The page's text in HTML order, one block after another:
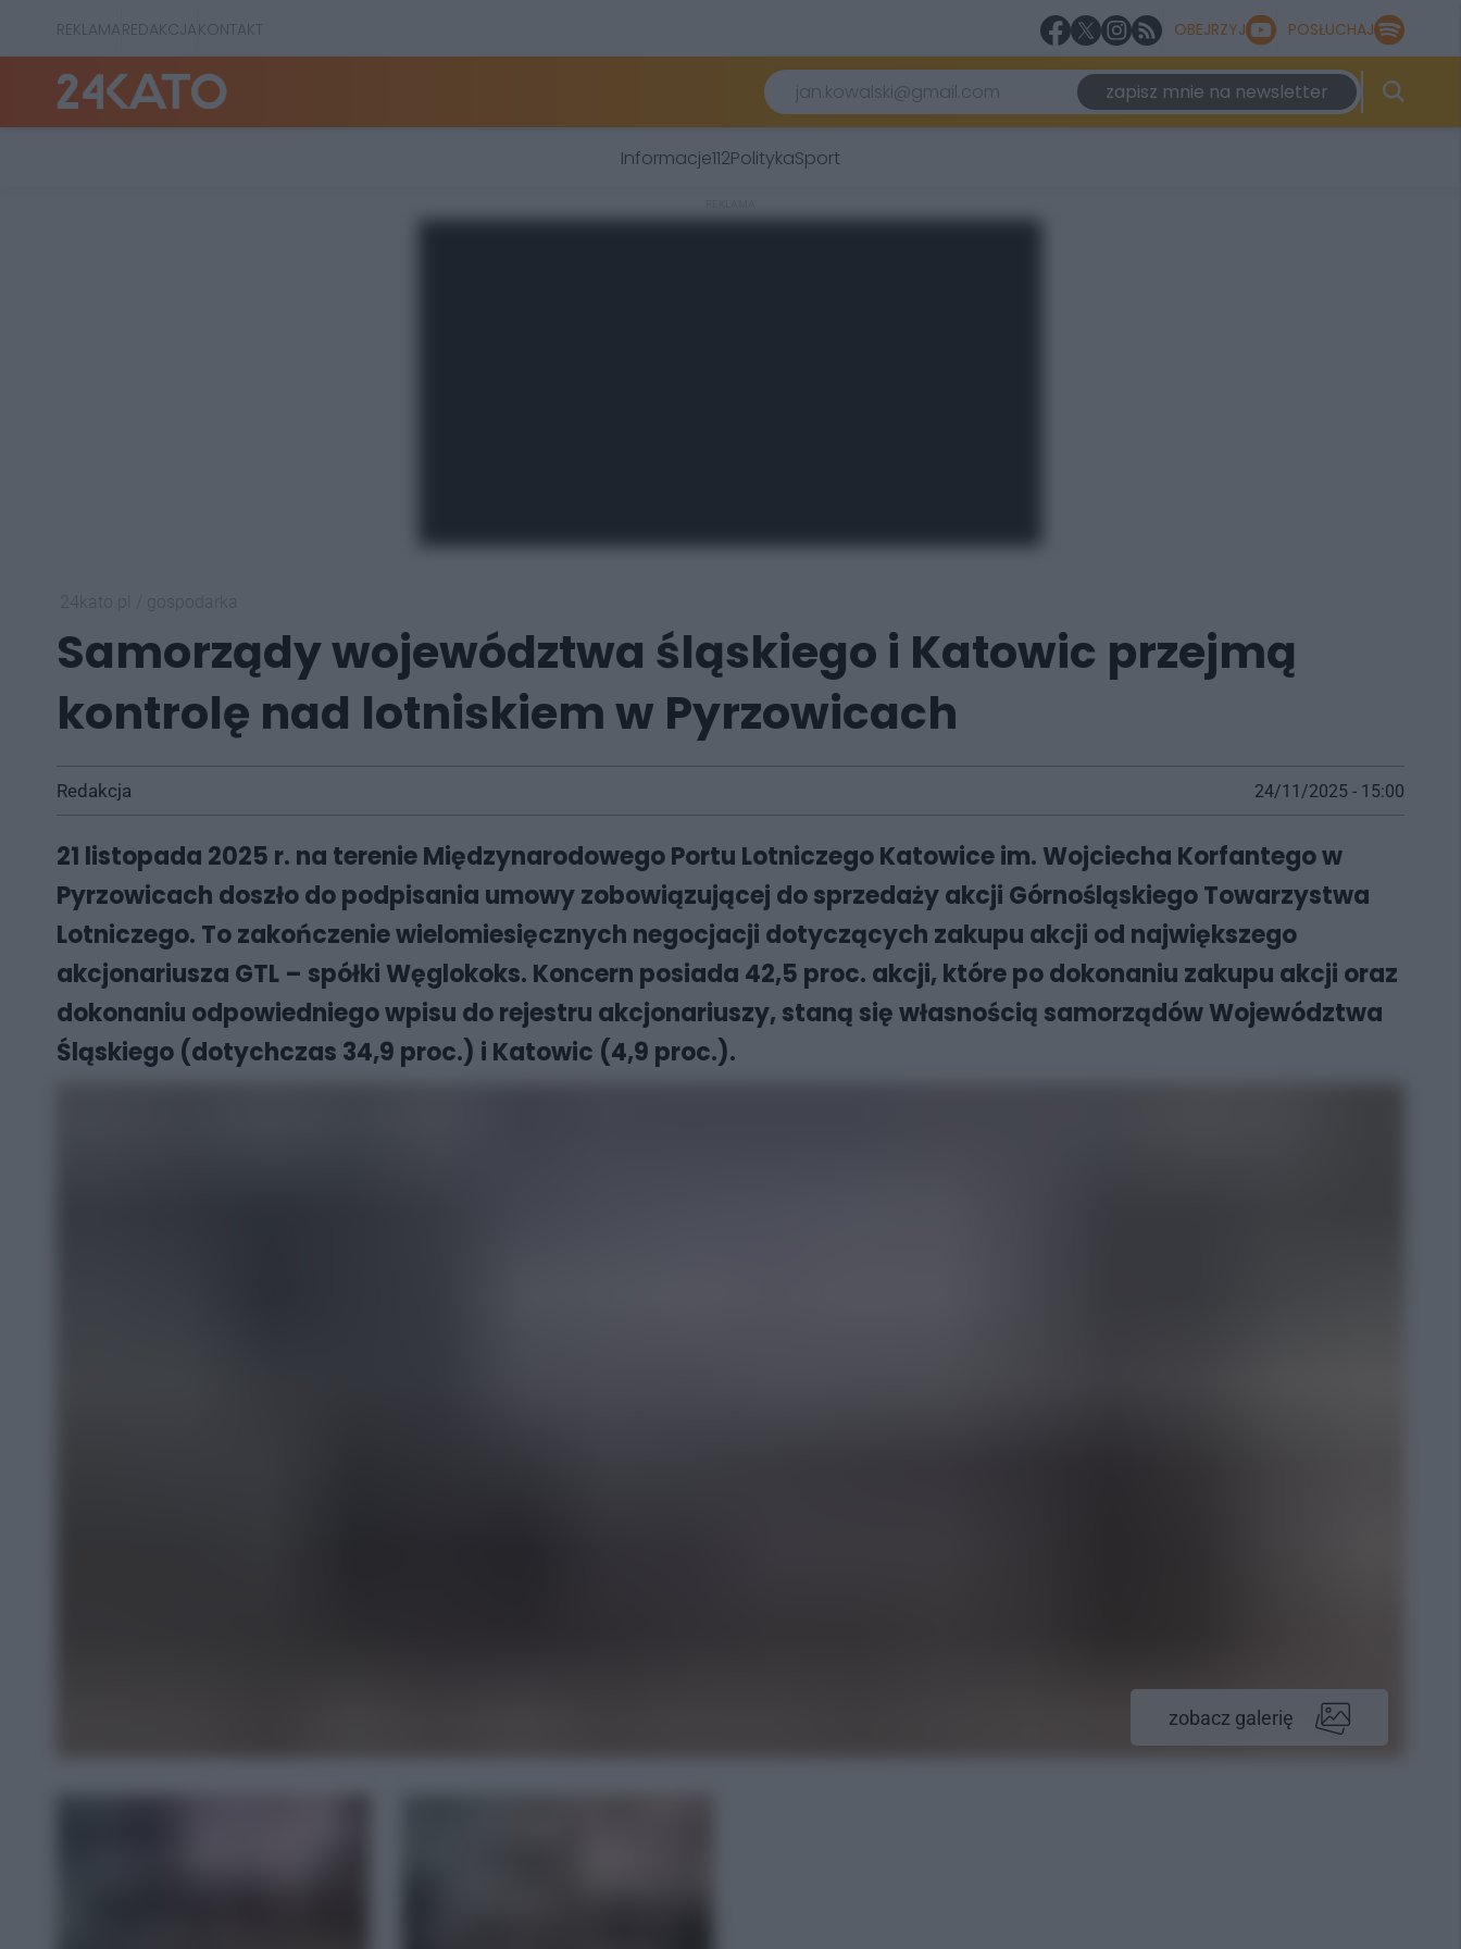
REKLAMAREDAKCJAKONTAKT OBEJRZYJ POSŁUCHAJ
zapisz mnie na newsletter
Informacje112PolitykaSport
Samorządy województwa śląskiego i Katowic przejmą
kontrolę nad lotniskiem w Pyrzowicach
Redakcja 24/11/2025 - 15:00
21 listopada 2025 r. na terenie Międzynarodowego Portu Lotniczego Katowice im. Wojciecha Korfantego w
Pyrzowicach doszło do podpisania umowy zobowiązującej do sprzedaży akcji Górnośląskiego Towarzystwa
Lotniczego. To zakończenie wielomiesięcznych negocjacji dotyczących zakupu akcji od największego
akcjonariusza GTL – spółki Węglokoks. Koncern posiada 42,5 proc. akcji, które po dokonaniu zakupu akcji oraz
dokonaniu odpowiedniego wpisu do rejestru akcjonariuszy, staną się własnością samorządów Województwa
Śląskiego (dotychczas 34,9 proc.) i Katowic (4,9 proc.).
zobacz galerię